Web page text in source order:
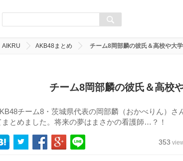
AIKRU AKB48まとめ チーム8岡部麟の彼氏＆高校や大
チーム8岡部麟の彼氏＆高校
チーム8・茨城県代表の岡部麟（おかべりん）
まとめました。将来の夢はまさかの看護師…？！
353